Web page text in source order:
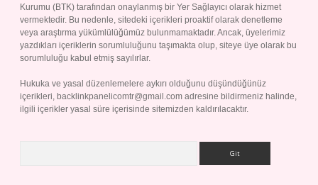
Kurumu (BTK) tarafından onaylanmış bir Yer Sağlayıcı olarak hizmet
vermektedir. Bu nedenle, sitedeki içerikleri proaktif olarak denetleme
veya araştırma yükümlülüğümüz bulunmamaktadır. Ancak, üyelerimiz
yazdıkları içeriklerin sorumluluğunu taşımakta olup, siteye üye olarak bu
sorumluluğu kabul etmiş sayılırlar.
Hukuka ve yasal düzenlemelere aykırı olduğunu düşündüğünüz
içerikleri, backlinkpanelicomtr@gmail.com adresine bildirmeniz halinde,
ilgili içerikler yasal süre içerisinde sitemizden kaldırılacaktır.